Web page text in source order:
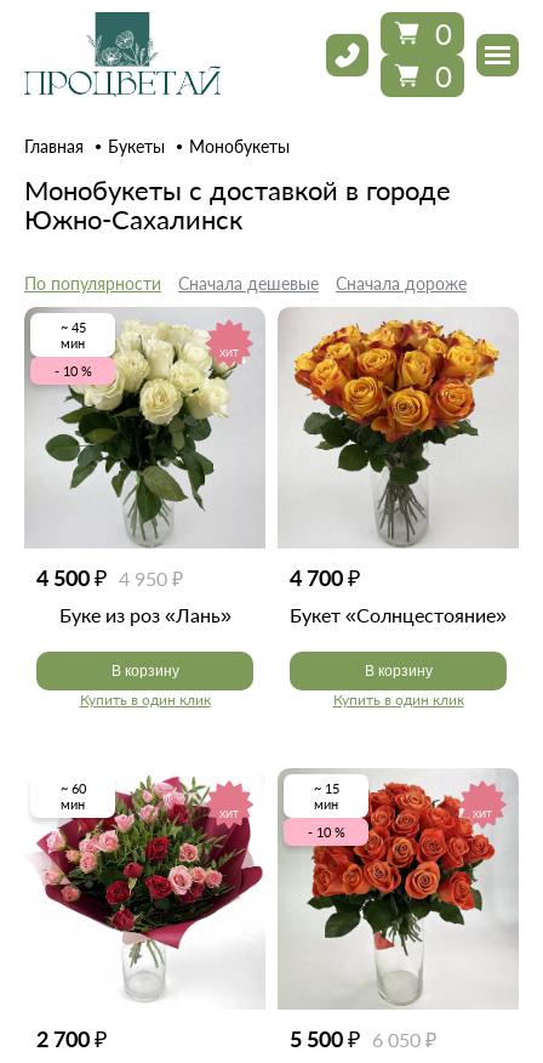
0
0
Главная Букеты Монобукеты
Монобукеты с доставкой в городе
Южно-Сахалинск
По популярности Сначала дешевые Сначала дороже
ХИТ
~ 45
мин
- 10 %
4 500 ₽ 4 950 ₽
Буке из роз «Лань»
Купить в один клик
В корзину
4 700 ₽
Букет «Солнцестояние»
Купить в один клик
В корзину
ХИТ
~ 60
мин
2 700 ₽
ХИТ
~ 15
мин
- 10 %
5 500 ₽ 6 050 ₽